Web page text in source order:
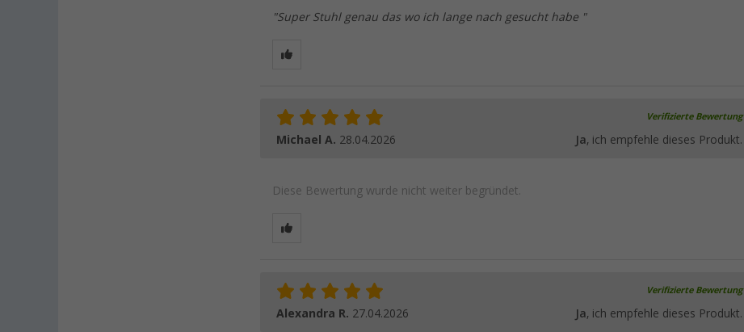
"Super Stuhl genau das wo ich lange nach gesucht habe "
Verifizierte Bewertung
Michael A. 28.04.2026 Ja, ich empfehle dieses Produkt.
Diese Bewertung wurde nicht weiter begründet.
Verifizierte Bewertung
Alexandra R. 27.04.2026 Ja, ich empfehle dieses Produkt.